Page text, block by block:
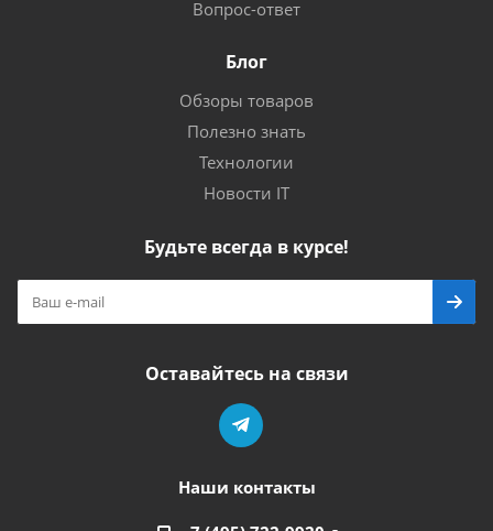
Вопрос-ответ
Блог
Обзоры товаров
Полезно знать
Технологии
Новости IT
Будьте всегда в курсе!
Оставайтесь на связи
Наши контакты